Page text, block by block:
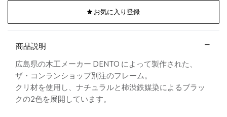
お気に入り登録
商品説明
広島県の木工メーカー DENTO によって製作された、
ザ・コンランショップ別注のフレーム。
クリ材を使用し、ナチュラルと柿渋鉄媒染によるブラッ
クの2色を展開しています。